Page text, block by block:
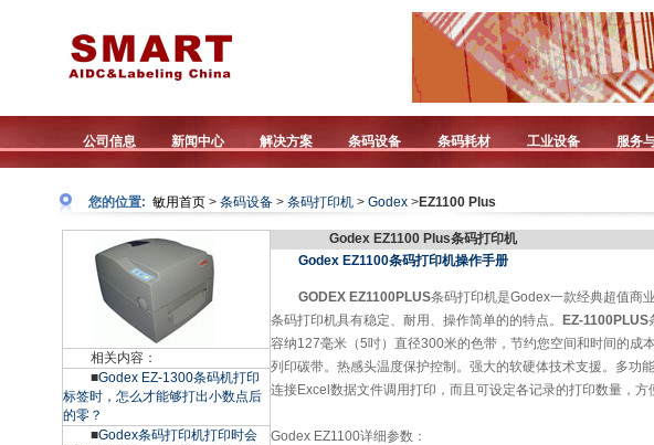
公司信息 新闻中心 解决方案 条码设备 条码耗材 工业设备 服务
您的位置: 敏用首页 > 条码设备 > 条码打印机 > Godex >EZ1100 Plus
相关内容：
■Godex EZ-1300条码机打印
标签时，怎么才能够打出小数点后
的零？
■Godex条码打印机打印时会
Godex EZ1100 Plus条码打印机
Godex EZ1100条码打印机操作手册
GODEX EZ1100PLUS条码打印机是Godex一款经典超值商
条码打印机具有稳定、耐用、操作简单的的特点。
EZ-1100PLUS
容纳127毫米（5吋）直径300米的色带，节约您空间和时间的成
列印碳带。热感头温度保护控制。强大的软硬体技术支援。多功
连接Excel数据文件调用打印，而且可设定各记录的打印数量，方
Godex EZ1100详细参数：